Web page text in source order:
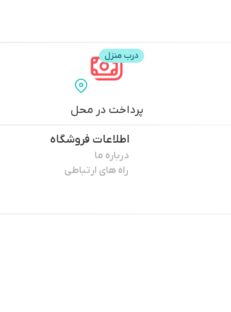
پرداخت در محل
اطلاعات فروشگاه
درباره ما
راه های ارتباطی